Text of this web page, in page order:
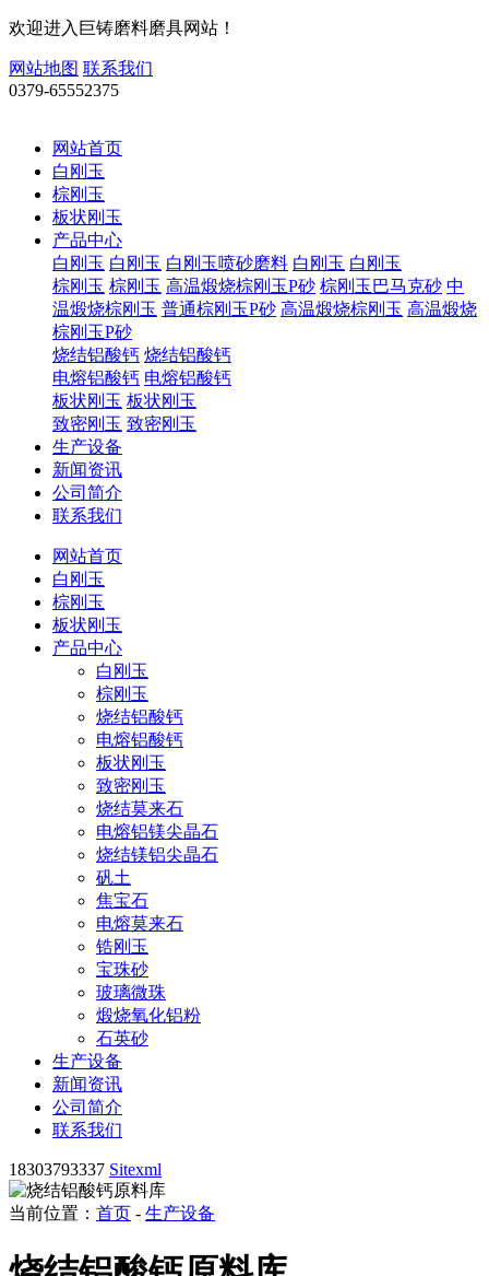
欢迎进入巨铸磨料磨具网站！
网站地图 联系我们
0379-65552375
网站首页
白刚玉
棕刚玉
板状刚玉
产品中心
白刚玉 白刚玉 白刚玉喷砂磨料 白刚玉 白刚玉
棕刚玉 棕刚玉 高温煅烧棕刚玉P砂 棕刚玉巴马克砂 中
温煅烧棕刚玉 普通棕刚玉P砂 高温煅烧棕刚玉 高温煅烧
棕刚玉P砂
烧结铝酸钙 烧结铝酸钙
电熔铝酸钙 电熔铝酸钙
板状刚玉 板状刚玉
致密刚玉 致密刚玉
生产设备
新闻资讯
公司简介
联系我们
网站首页
白刚玉
棕刚玉
板状刚玉
产品中心
白刚玉
棕刚玉
烧结铝酸钙
电熔铝酸钙
板状刚玉
致密刚玉
烧结莫来石
电熔铝镁尖晶石
烧结镁铝尖晶石
矾土
焦宝石
电熔莫来石
锆刚玉
宝珠砂
玻璃微珠
煅烧氧化铝粉
石英砂
生产设备
新闻资讯
公司简介
联系我们
18303793337 Sitexml
当前位置： 首页 - 生产设备